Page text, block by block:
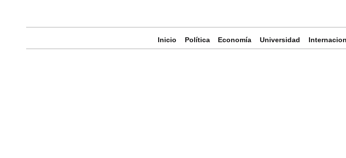
Inicio Política Economía Universidad